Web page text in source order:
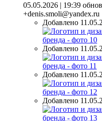
05.05.2026 | 19:39
+denis.smoli@yandex.ru
Добавлено
Добавлено
Добавлено
Добавлено